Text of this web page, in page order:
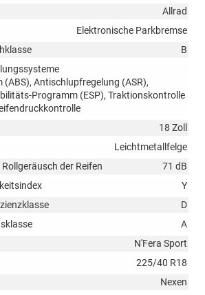
Allrad
Elektronische Parkbremse
B
Antischlupfregelung (ASR),
Programm (ESP), Traktionskontrolle
18 Zoll
Leichtmetallfelge
der Reifen
71 dB
Y
D
A
N'Fera Sport
225/40 R18
Nexen